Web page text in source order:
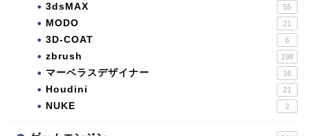
3dsMAX 55
MODO 21
3D-COAT 6
zbrush 198
マーベラスデザイナー 16
Houdini 21
NUKE 2